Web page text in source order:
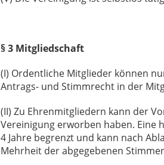
§ 3 Mitgliedschaft
(I) Ordentliche Mitglieder können
Antrags- und Stimmrecht in der
(II) Zu Ehrenmitgliedern kann der
Vereinigung erworben haben. Eine
4 Jahre begrenzt und kann nach
Mehrheit der abgegebenen